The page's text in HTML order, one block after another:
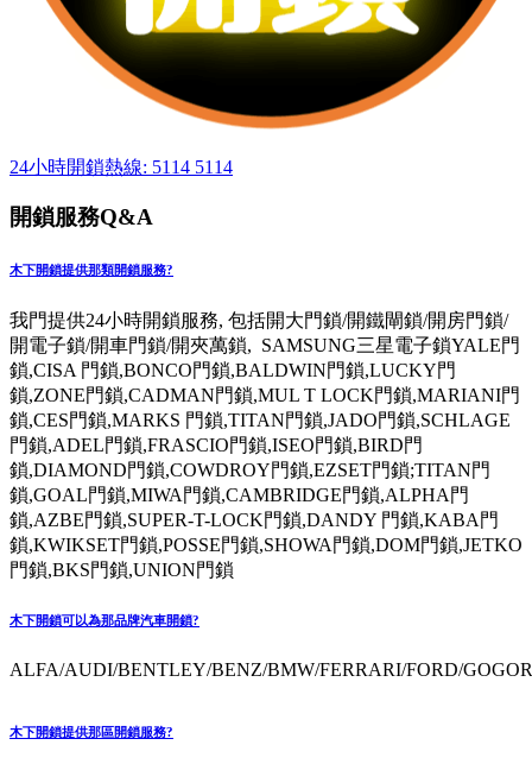
24小時開鎖熱線: 5114 5114
開鎖服務Q&A
木下開鎖提供那類開鎖服務?
我門提供24小時開鎖服務, 包括開大門鎖/開鐵閘鎖/開房門鎖/
開電子鎖/開車門鎖/開夾萬鎖, SAMSUNG三星電子鎖YALE門
鎖,CISA 門鎖,BONCO門鎖,BALDWIN門鎖,LUCKY門
鎖,ZONE門鎖,CADMAN門鎖,MUL T LOCK門鎖,MARIANI門
鎖,CES門鎖,MARKS 門鎖,TITAN門鎖,JADO門鎖,SCHLAGE
門鎖,ADEL門鎖,FRASCIO門鎖,ISEO門鎖,BIRD門
鎖,DIAMOND門鎖,COWDROY門鎖,EZSET門鎖;TITAN門
鎖,GOAL門鎖,MIWA門鎖,CAMBRIDGE門鎖,ALPHA門
鎖,AZBE門鎖,SUPER-T-LOCK門鎖,DANDY 門鎖,KABA門
鎖,KWIKSET門鎖,POSSE門鎖,SHOWA門鎖,DOM門鎖,JETKO
門鎖,BKS門鎖,UNION門鎖
木下開鎖可以為那品牌汽車開鎖?
ALFA/AUDI/BENTLEY/BENZ/BMW/FERRARI/FORD/
木下開鎖提供那區開鎖服務?